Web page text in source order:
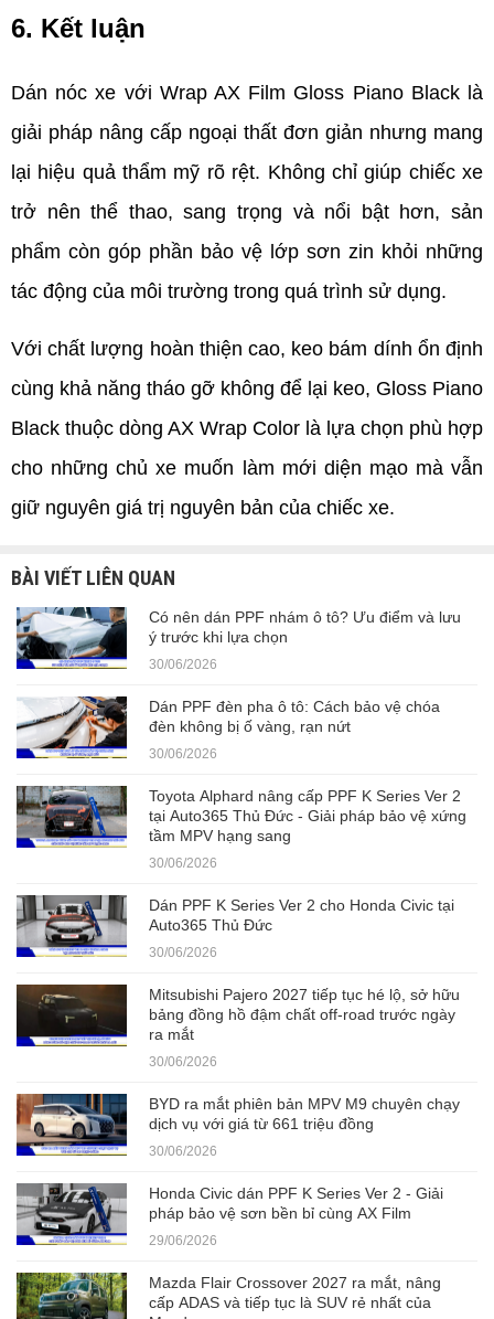
6. Kết luận
Dán nóc xe với Wrap AX Film Gloss Piano Black là
giải pháp nâng cấp ngoại thất đơn giản nhưng mang
lại hiệu quả thẩm mỹ rõ rệt. Không chỉ giúp chiếc xe
trở nên thể thao, sang trọng và nổi bật hơn, sản
phẩm còn góp phần bảo vệ lớp sơn zin khỏi những
tác động của môi trường trong quá trình sử dụng.
Với chất lượng hoàn thiện cao, keo bám dính ổn định
cùng khả năng tháo gỡ không để lại keo, Gloss Piano
Black thuộc dòng AX Wrap Color là lựa chọn phù hợp
cho những chủ xe muốn làm mới diện mạo mà vẫn
giữ nguyên giá trị nguyên bản của chiếc xe.
BÀI VIẾT LIÊN QUAN
Có nên dán PPF nhám ô tô? Ưu điểm và lưu
ý trước khi lựa chọn
30/06/2026
Dán PPF đèn pha ô tô: Cách bảo vệ chóa
đèn không bị ố vàng, rạn nứt
30/06/2026
Toyota Alphard nâng cấp PPF K Series Ver 2
tại Auto365 Thủ Đức - Giải pháp bảo vệ xứng
tầm MPV hạng sang
30/06/2026
Dán PPF K Series Ver 2 cho Honda Civic tại
Auto365 Thủ Đức
30/06/2026
Mitsubishi Pajero 2027 tiếp tục hé lộ, sở hữu
bảng đồng hồ đậm chất off-road trước ngày
ra mắt
30/06/2026
BYD ra mắt phiên bản MPV M9 chuyên chạy
dịch vụ với giá từ 661 triệu đồng
30/06/2026
Honda Civic dán PPF K Series Ver 2 - Giải
pháp bảo vệ sơn bền bỉ cùng AX Film
29/06/2026
Mazda Flair Crossover 2027 ra mắt, nâng
cấp ADAS và tiếp tục là SUV rẻ nhất của